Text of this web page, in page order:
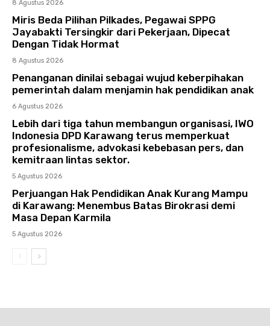
8 Agustus 2026
Miris Beda Pilihan Pilkades, Pegawai SPPG
Jayabakti Tersingkir dari Pekerjaan, Dipecat
Dengan Tidak Hormat
8 Agustus 2026
Penanganan dinilai sebagai wujud keberpihakan
pemerintah dalam menjamin hak pendidikan anak
6 Agustus 2026
Lebih dari tiga tahun membangun organisasi, IWO
Indonesia DPD Karawang terus memperkuat
profesionalisme, advokasi kebebasan pers, dan
kemitraan lintas sektor.
5 Agustus 2026
Perjuangan Hak Pendidikan Anak Kurang Mampu
di Karawang: Menembus Batas Birokrasi demi
Masa Depan Karmila
5 Agustus 2026